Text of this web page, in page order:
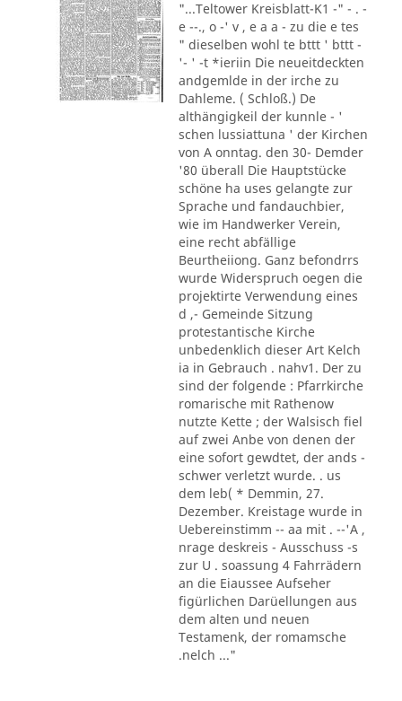
"...Teltower Kreisblatt-K1 -" - . -
e --., o -' v , e a a - zu die e tes
" dieselben wohl te bttt ' bttt -
'- ' -t *ieriin Die neueitdeckten
andgemlde in der irche zu
Dahleme. ( Schloß.) De
althängigkeil der kunnle - '
schen lussiattuna ' der Kirchen
von A onntag. den 30- Demder
'80 überall Die Hauptstücke
schöne ha uses gelangte zur
Sprache und fandauchbier,
wie im Handwerker Verein,
eine recht abfällige
Beurtheiiong. Ganz befondrrs
wurde Widerspruch oegen die
projektirte Verwendung eines
d ,- Gemeinde Sitzung
protestantische Kirche
unbedenklich dieser Art Kelch
ia in Gebrauch . nahv1. Der zu
sind der folgende : Pfarrkirche
romarische mit Rathenow
nutzte Kette ; der Walsisch fiel
auf zwei Anbe von denen der
eine sofort gewdtet, der ands -
schwer verletzt wurde. . us
dem leb( * Demmin, 27.
Dezember. Kreistage wurde in
Uebereinstimm -- aa mit . --'A ,
nrage deskreis - Ausschuss -s
zur U . soassung 4 Fahrrädern
an die Eiaussee Aufseher
figürlichen Darüellungen aus
dem alten und neuen
Testamenk, der romamsche
.nelch ..."